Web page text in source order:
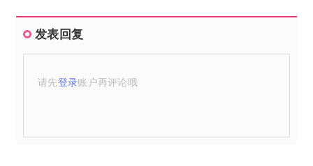
发表回复
请先登录账户再评论哦